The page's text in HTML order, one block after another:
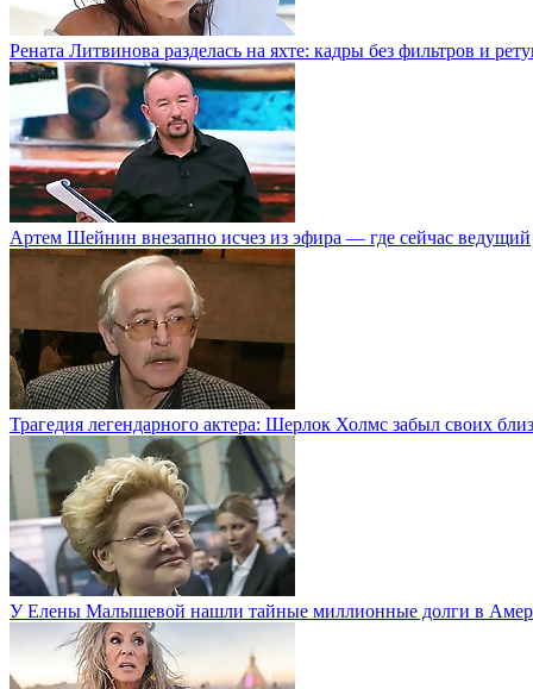
Рената Литвинова разделась на яхте: кадры без фильтров и
Артем Шейнин внезапно исчез из эфира — где сейчас ведущий
Трагедия легендарного актера: Шерлок Холмс забыл своих
У Елены Малышевой нашли тайные миллионные долги в